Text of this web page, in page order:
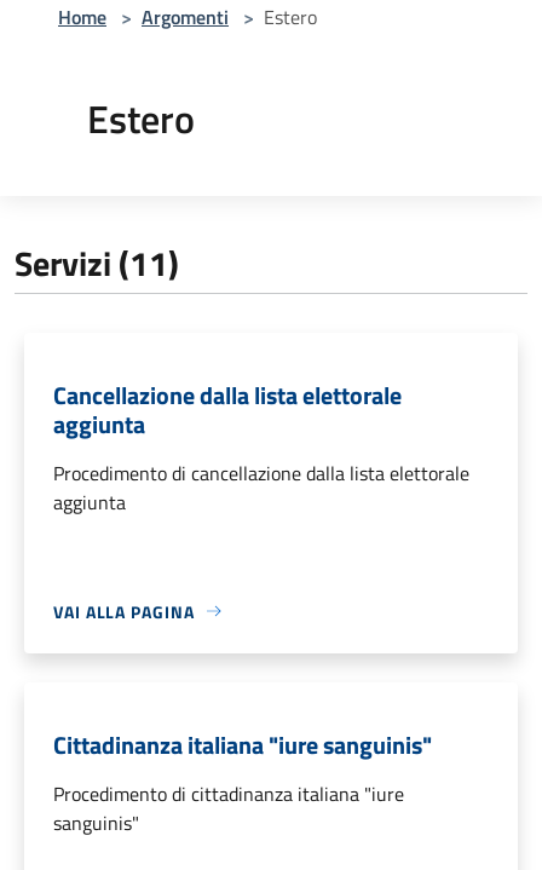
Home > Argomenti > Estero
Estero
Servizi (11)
Cancellazione dalla lista elettorale
aggiunta
Procedimento di cancellazione dalla lista elettorale
aggiunta
VAI ALLA PAGINA
Cittadinanza italiana "iure sanguinis"
Procedimento di cittadinanza italiana "iure
sanguinis"